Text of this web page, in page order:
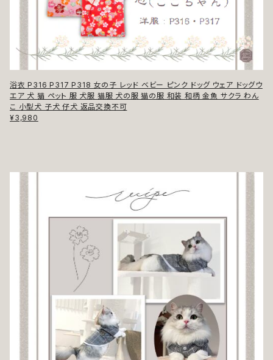
浴衣 P316 P317 P318 女の子 レッド ベビー ピンク ドッグ ウェア ドッグウ
エア 犬 猫 ペット 服 犬服 猫服 犬の服 猫の服 和装 和柄 金魚 サクラ わん
こ 小型犬 子犬 仔犬 返品交換不可
¥3,980